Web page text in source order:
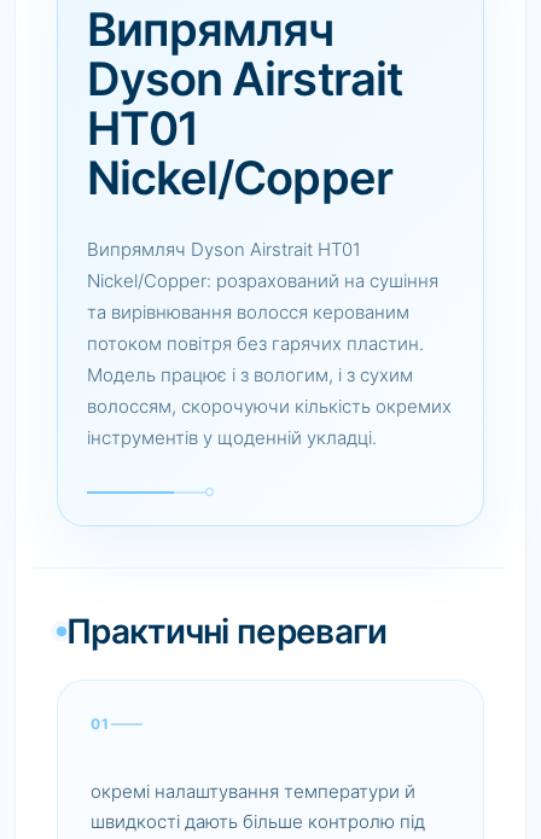
Випрямляч
Dyson Airstrait
HT01
Nickel/Copper
Випрямляч Dyson Airstrait HT01
Nickel/Copper: розрахований на сушіння
та вирівнювання волосся керованим
потоком повітря без гарячих пластин.
Модель працює і з вологим, і з сухим
волоссям, скорочуючи кількість окремих
інструментів у щоденній укладці.
Практичні переваги
01
окремі налаштування температури й
швидкості дають більше контролю під